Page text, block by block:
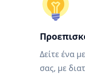
Δείτε ένα
σας, με